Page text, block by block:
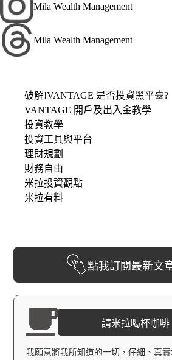
Mila Wealth Management
Mila Wealth Management
破解!VANTAGE 是否投資黑平臺?
VANTAGE 開戶及出入金教學
投資教學
投資工具與平台
理財規劃
財務自由
米拉投資觀點
米拉有料
點我訂閱最新文
請米拉喝杯咖啡
我願意將我所知道的一切，仔細、真